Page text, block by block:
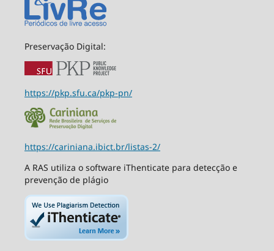
Preservação Digital:
https://pkp.sfu.ca/pkp-pn/
https://cariniana.ibict.br/listas-2/
A RAS utiliza o software iThenticate para detecção e
prevenção de plágio